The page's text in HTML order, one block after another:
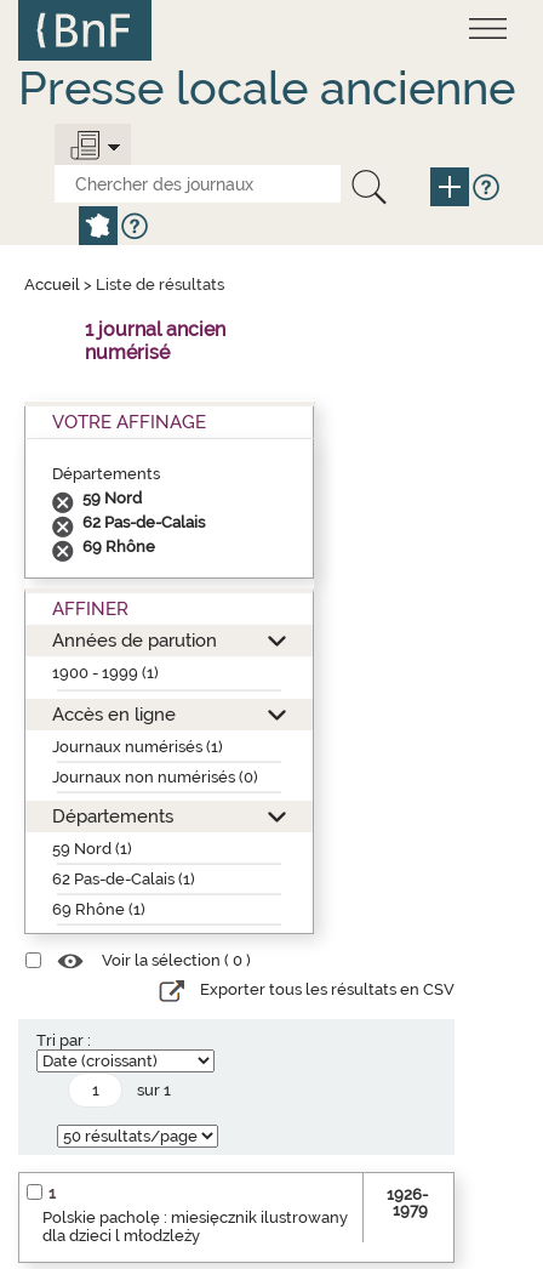
contenu
principal
Presse locale ancienne
Accueil > Liste de résultats
1 journal ancien
numérisé
VOTRE AFFINAGE
Départements
59 Nord
62 Pas-de-Calais
69 Rhône
AFFINER
Années de parution
1900 - 1999 (1)
Accès en ligne
Journaux numérisés (1)
Journaux non numérisés (0)
Départements
59 Nord (1)
62 Pas-de-Calais (1)
69 Rhône (1)
Voir la sélection ( 0 )
Exporter tous les résultats en CSV
Tri par :
sur 1
1
Polskie pacholę : miesięcznik ilustrowany
dla dzieci l młodzleży
1926-
1979
Panneau de gestion des cookies